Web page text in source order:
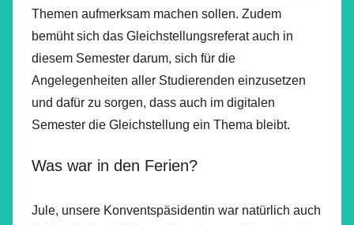
Themen aufmerksam machen sollen. Zudem
bemüht sich das Gleichstellungsreferat auch in
diesem Semester darum, sich für die
Angelegenheiten aller Studierenden einzusetzen
und dafür zu sorgen, dass auch im digitalen
Semester die Gleichstellung ein Thema bleibt.
Was war in den Ferien?
Jule, unsere Konventspäsidentin war natürlich auch